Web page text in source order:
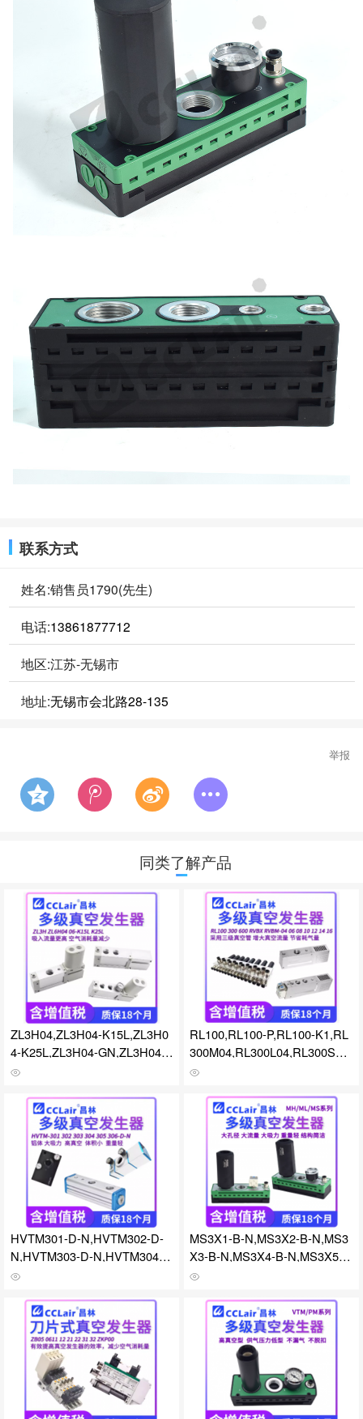
联系方式
姓名:销售员1790(先生)
电话:13861877712
地区:江苏-无锡市
地址:无锡市会北路28-135
举报
同类了解产品
ZL3H04,ZL3H04-K15L,ZL3H0
4-K25L,ZL3H04-GN,ZL3H04-K
15L-GN,ZL3H04-K25L-GN,ZL3
4-K25L-G,ZL3H04-DN,ZL3H04
-K15L-DN,ZL3H04-K15L-DP,Z
L3H04-K15L-FN,ZL3H04-K15L
-FP,ZL3H04-K25L-DN,ZL3H04
-K25L-DP,ZL3H04-K25L-FN,ZL
3H04-K25L-FP真空发生器
RL100,RL100-P,RL100-K1,RL
300M04,RL300L04,RL300S04,
RL300M06,RL300L06,RL300S
0S04,RL600M06,RL600L06,R
L600S06,RL600M06-K1,RL30
0M06-K1,RVBX-04,RVBX-06,R
VBX-08,RVBX-10,RVBX-12,R
VBX-14,RVBX-16,RVBX-04-T,
RVBX-06-T真空发生器
HVTM301-D-N,HVTM302-D-
N,HVTM303-D-N,HVTM304-D
-N,HVTM305-D-N,HVTM306-
DNA,HVTM308-DN,HVTM308
-DNA,HVTM309-DN,HVTM30
9-DNA,HVTM310-04-N,HVTM
310-04-N-A,HVTM311-04-NH
VTM311-04-N-A,HVTM312-04
-N,HVTM312-04-N-A真空发生
MS3X1-B-N,MS3X2-B-N,MS3
X3-B-N,MS3X4-B-N,MS3X5-B
-N,MS3X6-B-N,MS3X1-B-A,M
-B-A,MS3X5-B-A,MS3X6-B-A,
ML3X1-B-N,ML3X2-B-N,ML3X
3-B-N,ML3X4-B-N,ML3X5-B-
N,ML3X6-B-N,MH3X1-B-N,M
H3X2-B-N,MH3X3-B-N,MH3X
4-B-N,MH3X5-B-N,MH3X6-B-